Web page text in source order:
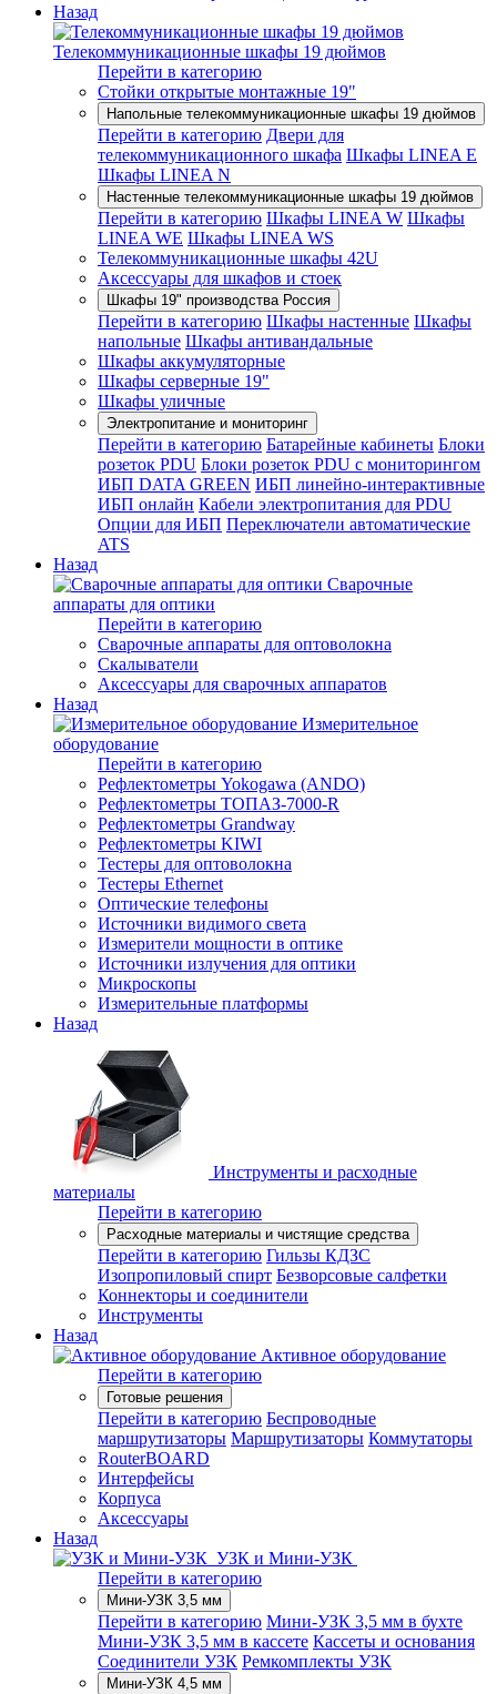
Назад
Телекоммуникационные шкафы 19 дюймов
Перейти в категорию
Стойки открытые монтажные 19"
Напольные телекоммуникационные шкафы 19 дюймов
Перейти в категорию Двери для
телекоммуникационного шкафа Шкафы LINEA E
Шкафы LINEA N
Настенные телекоммуникационные шкафы 19 дюймов
Перейти в категорию Шкафы LINEA W Шкафы
LINEA WE Шкафы LINEA WS
Телекоммуникационные шкафы 42U
Аксессуары для шкафов и стоек
Шкафы 19" производства Россия
Перейти в категорию Шкафы настенные Шкафы
напольные Шкафы антивандальные
Шкафы аккумуляторные
Шкафы серверные 19"
Шкафы уличные
Электропитание и мониторинг
Перейти в категорию Батарейные кабинеты Блоки
розеток PDU Блоки розеток PDU с мониторингом
ИБП DATA GREEN ИБП линейно-интерактивные
ИБП онлайн Кабели электропитания для PDU
Опции для ИБП Переключатели автоматические
ATS
Назад
Сварочные
аппараты для оптики
Перейти в категорию
Сварочные аппараты для оптоволокна
Скалыватели
Аксессуары для сварочных аппаратов
Назад
Измерительное
оборудование
Перейти в категорию
Рефлектометры Yokogawa (ANDO)
Рефлектометры ТОПАЗ-7000-R
Рефлектометры Grandway
Рефлектометры KIWI
Тестеры для оптоволокна
Тестеры Ethernet
Оптические телефоны
Источники видимого света
Измерители мощности в оптике
Источники излучения для оптики
Микроскопы
Измерительные платформы
Назад
Инструменты и расходные
материалы
Перейти в категорию
Расходные материалы и чистящие средства
Перейти в категорию Гильзы КДЗС
Изопропиловый спирт Безворсовые салфетки
Коннекторы и соединители
Инструменты
Назад
Активное оборудование
Перейти в категорию
Готовые решения
Перейти в категорию Беспроводные
маршрутизаторы Маршрутизаторы Коммутаторы
RouterBOARD
Интерфейсы
Корпуса
Аксессуары
Назад
УЗК и Мини-УЗК
Перейти в категорию
Мини-УЗК 3,5 мм
Перейти в категорию Мини-УЗК 3,5 мм в бухте
Мини-УЗК 3,5 мм в кассете Кассеты и основания
Соединители УЗК Ремкомплекты УЗК
Мини-УЗК 4,5 мм